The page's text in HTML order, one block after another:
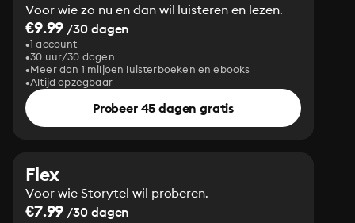
Voor wie zo nu en dan wil luisteren en lezen.
€9.99 /30 dagen
1 account
30 uur/30 dagen
Meer dan 1 miljoen luisterboeken en ebooks
Altijd opzegbaar
Probeer 45 dagen gratis
Flex
Voor wie Storytel wil proberen.
€7.99 /30 dagen